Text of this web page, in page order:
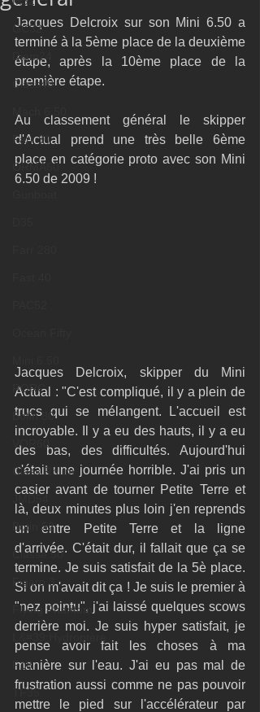
GC32
Diam24
Class40
Farr 30
ORMA60
RORC
Botin 80
VOR60
Class Rhum
Botin 52
Classe 50
Figaro 3
Flying Phantom
F18
TF35
Jacques Delcroix sur son Mini 6.50 a
terminé à la 5ème place de la deuxième
étape, après la 10ème place de la
première étape.
Au classement général le skipper
d'Actual prend une très belle 6ème
place en catégorie proto avec son Mini
6.50 de 2009 !
Jacques Delcroix, skipper du Mini
Actual : "C'est compliqué, il y a plein de
trucs qui se mélangent. L'accueil est
incroyable. Il y a eu des hauts, il y a eu
des bas, des difficultés. Aujourd'hui
c'était une journée horrible. J'ai pris un
casier avant de tourner Petite Terre et
là, deux minutes plus loin j'en reprends
un entre Petite Terre et la ligne
d'arrivée. C'était dur, il fallait que ça se
termine. Je suis satisfait de la 5è place.
Si on m'avait dit ça ! Je suis le premier à
"nez pointu", j'ai laissé quelques scows
derrière moi. Je suis hyper satisfait, je
pense avoir fait les choses à ma
manière sur l'eau. J'ai eu pas mal de
frustration aussi comme ne pas pouvoir
mettre le pied sur l'accélérateur par